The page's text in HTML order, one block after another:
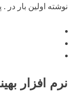
نوشته اولین بار در .